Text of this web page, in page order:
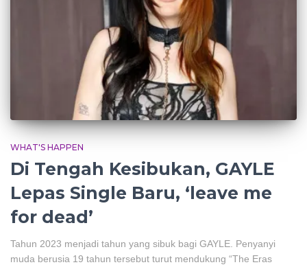
WHAT'S HAPPEN
Di Tengah Kesibukan, GAYLE
Lepas Single Baru, ‘leave me
for dead’
Tahun 2023 menjadi tahun yang sibuk bagi GAYLE. Penyanyi
muda berusia 19 tahun tersebut turut mendukung “The Eras